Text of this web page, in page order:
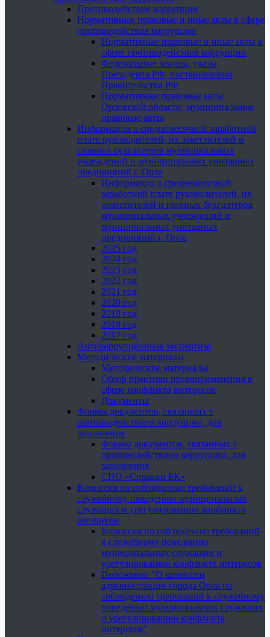
Противодействие коррупции
Нормативные правовые и иные акты в сфере
противодействия коррупции
Нормативные правовые и иные акты в
сфере противодействия коррупции
Федеральные законы, указы
Президента РФ, постановления
Правительства РФ
Нормативные правовые акты
Орловской области, муниципальные
правовые акты
Информация о среднемесячной заработной
плате руководителей, их заместителей и
главных бухгалтеров муниципальных
учреждений и муниципальных унитарных
предприятий г. Орла
Информация о среднемесячной
заработной плате руководителей, их
заместителей и главных бухгалтеров
муниципальных учреждений и
муниципальных унитарных
предприятий г. Орла
2025 год
2024 год
2023 год
2022 год
2021 год
2020 год
2019 год
2018 год
2017 год
Антикоррупционная экспертиза
Методические материалы
Методические материалы
Обзор практики правоприменения в
сфере конфликта интересов
Документы
Формы документов, связанных с
противодействием коррупции, для
заполнения
Формы документов, связанных с
противодействием коррупции, для
заполнения
СПО «Справки БК»
Комиссия по соблюдению требований к
служебному поведению муниципальных
служащих и урегулированию конфликта
интересов
Комиссия по соблюдению требований
к служебному поведению
муниципальных служащих и
урегулированию конфликта интересов
Положение "О комиссии
администрации города Орла по
соблюдению требований к служебному
поведению муниципальных служащих
и урегулированию конфликта
интересов"